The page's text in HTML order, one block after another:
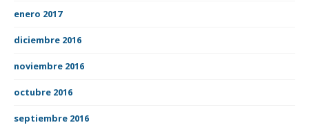
enero 2017
diciembre 2016
noviembre 2016
octubre 2016
septiembre 2016